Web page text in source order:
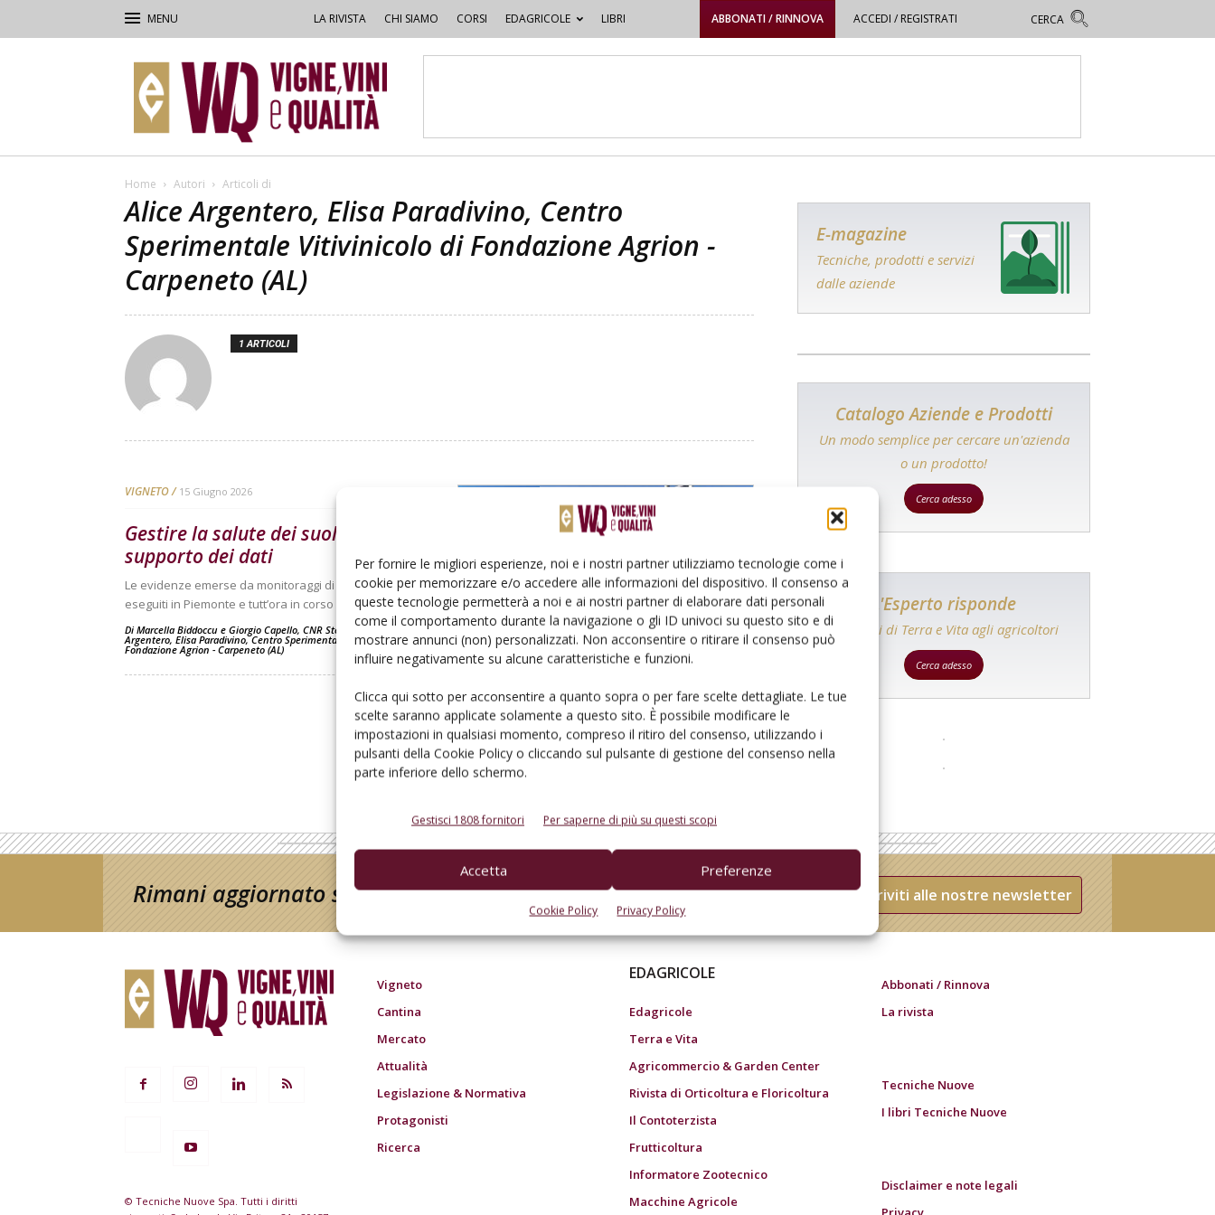
Per fornire le migliori esperienze, noi e i nostri partner utilizziamo tecnologie come i
cookie per memorizzare e/o accedere alle informazioni del dispositivo. Il consenso a
queste tecnologie permetterà a noi e ai nostri partner di elaborare dati personali
come il comportamento durante la navigazione o gli ID univoci su questo sito e di
mostrare annunci (non) personalizzati. Non acconsentire o ritirare il consenso può
influire negativamente su alcune caratteristiche e funzioni.
Clicca qui sotto per acconsentire a quanto sopra o per fare scelte dettagliate. Le tue
scelte saranno applicate solamente a questo sito. È possibile modificare le
impostazioni in qualsiasi momento, compreso il ritiro del consenso, utilizzando i
pulsanti della Cookie Policy o cliccando sul pulsante di gestione del consenso nella
parte inferiore dello schermo.
Gestisci 1808 fornitori Per saperne di più su questi scopi
Accetta Preferenze
Cookie Policy Privacy Policy
LA RIVISTA CHI SIAMO CORSI EDAGRICOLE LIBRI ABBONATI / RINNOVA ACCEDI / REGISTRATI
–
Vigne,
Vini
&
Home Autori Articoli di
Alice Argentero, Elisa Paradivino, Centro
Sperimentale Vitivinicolo di Fondazione Agrion -
Carpeneto (AL)
1 ARTICOLI
VIGNETO 15 Giugno 2026
Gestire la salute dei suoli col
supporto dei dati
Le evidenze emerse da monitoraggi di lungo periodo
eseguiti in Piemonte e tutt’ora in corso
Di Marcella Biddoccu e Giorgio Capello, CNR Stems - Torino e Alice
Argentero, Elisa Paradivino, Centro Sperimentale Vitivinicolo di
Fondazione Agrion - Carpeneto (AL)
E-magazine
Tecniche, prodotti e servizi
dalle aziende
Catalogo Aziende e Prodotti
Un modo semplice per cercare un'azienda
o un prodotto!
Cerca adesso
L'Esperto risponde
I consigli di Terra e Vita agli agricoltori
Cerca adesso
Rimani aggiornato sul mondo dell’agricoltura Iscriviti alle nostre newsletter
© Tecniche Nuove Spa. Tutti i diritti
Vigneto
Cantina
Mercato
Attualità
Legislazione & Normativa
Protagonisti
Ricerca
EDAGRICOLE
Edagricole
Terra e Vita
Agricommercio & Garden Center
Rivista di Orticoltura e Floricoltura
Il Contoterzista
Frutticoltura
Informatore Zootecnico
Macchine Agricole
Abbonati / Rinnova
La rivista
Tecniche Nuove
I libri Tecniche Nuove
Disclaimer e note legali